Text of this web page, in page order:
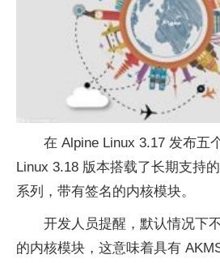
在 Alpine Linux 3.17 发布五
Linux 3.18 版本搭载了长期支持
系列，带有签名的内核模块。
开发人员提醒，默认情况下
的内核模块，这意味着具有